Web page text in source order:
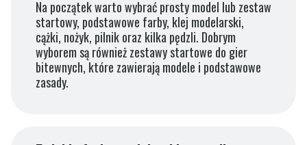
Na początek warto wybrać prosty model lub zestaw
startowy, podstawowe farby, klej modelarski,
cążki, nożyk, pilnik oraz kilka pędzli. Dobrym
wyborem są również zestawy startowe do gier
bitewnych, które zawierają modele i podstawowe
zasady.